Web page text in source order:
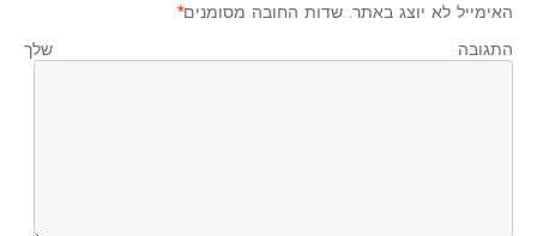
האימייל לא יוצג באתר. שדות החובה מסומנים*
התגובה שלך